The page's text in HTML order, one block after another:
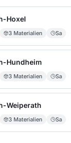
Hoxel
3 Materialien Sa
Hundheim
3 Materialien Sa
Weiperath
3 Materialien Sa